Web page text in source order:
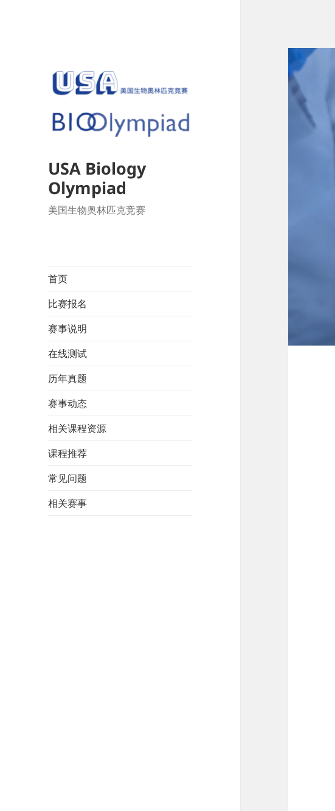
USA Biology
Olympiad
美国生物奥林匹克竞赛
首页
比赛报名
赛事说明
在线测试
历年真题
赛事动态
相关课程资源
课程推荐
常见问题
相关赛事